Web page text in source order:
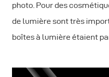
photo. Pour des
de lumière sont très
boîtes à lumière étaient